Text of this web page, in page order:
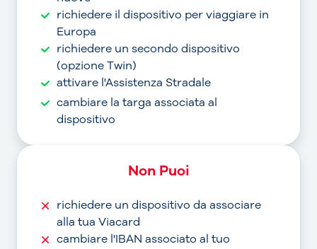
richiedere il dispositivo per viaggiare in
Europa
richiedere un secondo dispositivo
(opzione Twin)
attivare l'Assistenza Stradale
cambiare la targa associata al
dispositivo
Non Puoi
richiedere un dispositivo da associare
alla tua Viacard
cambiare l'IBAN associato al tuo